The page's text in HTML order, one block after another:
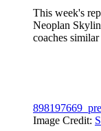
This week's
Neoplan
coaches
Image Credit: